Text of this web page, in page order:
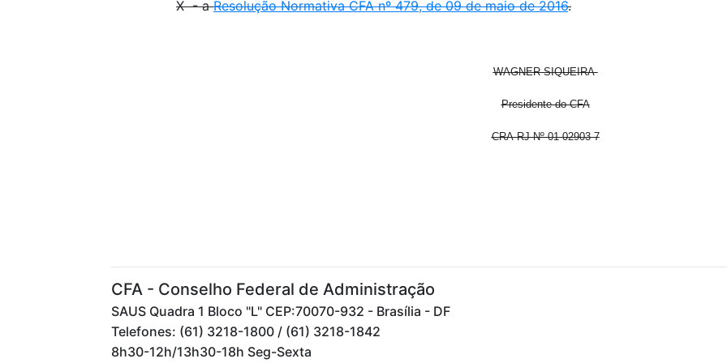
X - aResolução Normativa CFA nº 479, de 09 de maio de 2016.
WAGNER SIQUEIRA
Presidente do CFA
CRA-RJ Nº 01-02903-7
CFA - Conselho Federal de Administração
SAUS Quadra 1 Bloco "L" CEP:70070-932 - Brasília - DF
Telefones: (61) 3218-1800 / (61) 3218-1842
8h30-12h/13h30-18h Seg-Sexta